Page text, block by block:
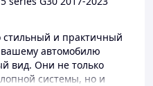
стильный и практичный
вашему автомобилю
вид. Они не только
системы, но и